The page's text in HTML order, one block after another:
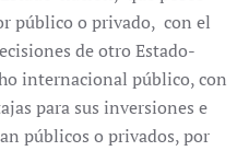
público o privado, con el
de otro Estado-
internacional público, con
para sus inversiones e
públicos o privados, por